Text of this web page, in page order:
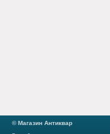
© Магазин Антиквар